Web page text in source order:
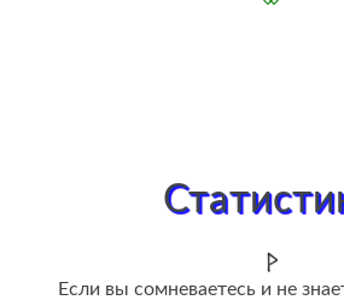
Если вы сомневаетесь и не